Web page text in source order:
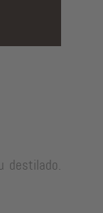
destilado.